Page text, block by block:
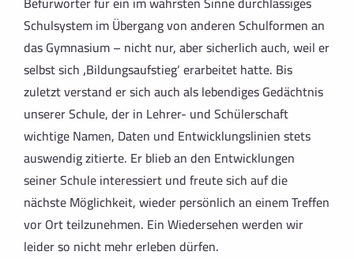
Schulsystem im Übergang von anderen Schulformen an
das Gymnasium – nicht nur, aber sicherlich auch, weil er
selbst sich ‚Bildungsaufstieg‘ erarbeitet hatte. Bis
zuletzt verstand er sich auch als lebendiges Gedächtnis
unserer Schule, der in Lehrer- und Schülerschaft
wichtige Namen, Daten und Entwicklungslinien stets
auswendig zitierte. Er blieb an den Entwicklungen
seiner Schule interessiert und freute sich auf die
nächste Möglichkeit, wieder persönlich an einem Treffen
vor Ort teilzunehmen. Ein Wiedersehen werden wir
leider so nicht mehr erleben dürfen.